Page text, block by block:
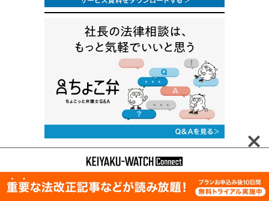
契約•法務にまつわる資料
Download